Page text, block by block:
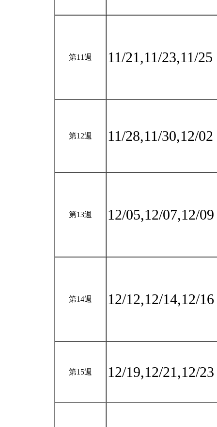
第11週 11/21,11/23,11/25
第12週 11/28,11/30,12/02
第13週 12/05,12/07,12/
第14週 12/12,12/14,12/
第15週 12/19,12/21,12/